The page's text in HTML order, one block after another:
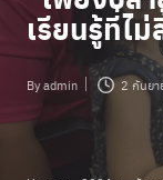
ศึ
ก
ษ
า
เรียนรู้ที่ไ
Posted
Byadmin 2 กันย